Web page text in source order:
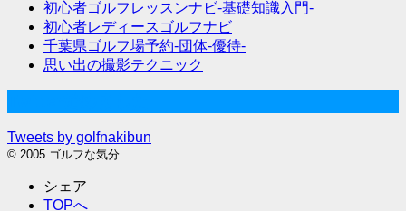
初心者ゴルフレッスンナビ-基礎知識入門-
初心者レディースゴルフナビ
千葉県ゴルフ場予約-団体-優待-
思い出の撮影テクニック
Tweets by golfnakibun
© 2005 ゴルフな気分
シェア
TOPへ